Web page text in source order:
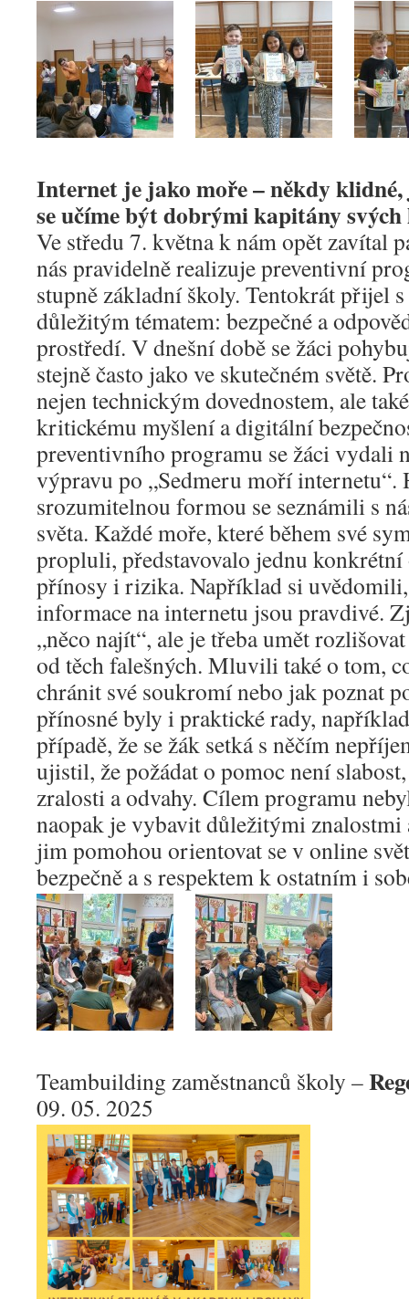
Internet je jako moře – někdy
se učíme být dobrými kapitány
Ve středu 7. května k nám opět zavítal
nás pravidelně realizuje preventivní
stupně základní školy. Tentokrát přijel
důležitým tématem: bezpečné a
prostředí. V dnešní době se žáci
stejně často jako ve skutečném světě.
nejen technickým dovednostem, ale
kritickému myšlení a digitální
preventivního programu se žáci vydali
výpravu po „Sedmeru moří internetu“.
srozumitelnou formou se seznámili s
světa. Každé moře, které během své
propluli, představovalo jednu
přínosy i rizika. Například si uvědomili,
informace na internetu jsou pravdivé.
„něco najít“, ale je třeba umět
od těch falešných. Mluvili také o tom,
chránit své soukromí nebo jak poznat
přínosné byly i praktické rady,
případě, že se žák setká s něčím
ujistil, že požádat o pomoc není
zralosti a odvahy. Cílem programu
naopak je vybavit důležitými znalostmi
jim pomohou orientovat se v online
bezpečně a s respektem k ostatním i
Teambuilding zaměstnanců školy –
09. 05. 2025